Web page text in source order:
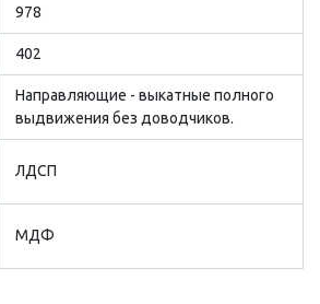
978
402
Направляющие - выкатные полного
выдвижения без доводчиков.
ЛДСП
МДФ